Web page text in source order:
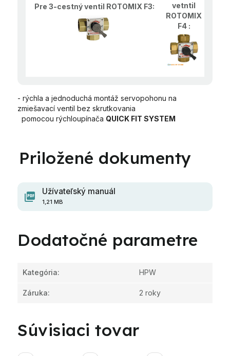
Pre 3-cestný ventil ROTOMIX F3:
vetntil
ROTOMIX
F4 :
- rýchla a jednoduchá montáž servopohonu na
zmiešavací ventil bez skrutkovania
pomocou rýchloupínača QUICK FIT SYSTEM
Užívateľský manuál
1,21 MB
Dodatočné parametre
Kategória: HPW
Záruka: 2 roky
Súvisiaci tovar